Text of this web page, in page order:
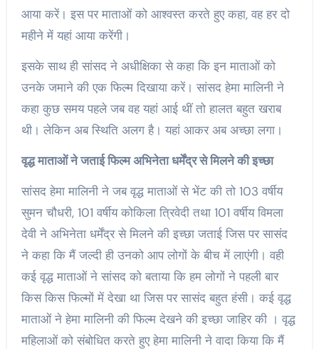
आया करें। इस पर माताओं को आश्वस्त करते हुए कहा, वह हर दो
महीने में यहां आया करेंगी।
इसके साथ ही सांसद ने अधीक्षिका से कहा कि इन माताओं को
उनके जमाने की एक फिल्म दिखाया करें। सांसद हेमा मालिनी ने
कहा कुछ समय पहले जब वह यहां आई थीं तो हालत बहुत खराब
थी। लेकिन अब स्थिति अलग है। यहां आकर अब अच्छा लगा।
वृद्ध माताओं ने जताई फिल्म अभिनेता धर्मेंद्र से मिलने की इच्छा
सांसद हेमा मालिनी ने जब वृद्ध माताओं से भेंट की तो 103 वर्षीय
सुमन चौधरी, 101 वर्षीय कोकिला त्रिवेदी तथा 101 वर्षीय विमला
देवी ने अभिनेता धर्मेंद्र से मिलने की इच्छा जताई जिस पर सासंद
ने कहा कि मैं जल्दी ही उनको आप लोगों के बीच में लाएंगी। वही
कई वृद्ध माताओं ने सांसद को बताया कि हम लोगों ने पहली बार
किस किस फिल्मों में देखा था जिस पर सासंद बहुत हंसी। कई वृद्ध
माताओं ने हेमा मालिनी की फिल्म देखने की इच्छा जाहिर की । वृद्ध
महिलाओं को संबोधित करते हुए हेमा मालिनी ने वादा किया कि मैं